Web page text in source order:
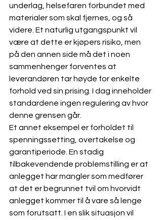
underlag, helsefaren forbundet med
materialer som skal fjernes, og så
videre. Et naturlig utgangspunkt vil
være at dette er kjøpers risiko, men
på den annen side må det i noen
sammenhenger forventes at
leverandøren tar høyde for enkelte
forhold ved sin prising. I dag inneholder
standardene ingen regulering av hvor
denne grensen går.
Et annet eksempel er forholdet til
spenningssetting, overtakelse og
garantiperiode. En stadig
tilbakevendende problemstilling er at
anlegget har mangler som medfører
at det er begrunnet tvil om hvorvidt
anlegget kommer til å vare så lenge
som forutsatt. I en slik situasjon vil